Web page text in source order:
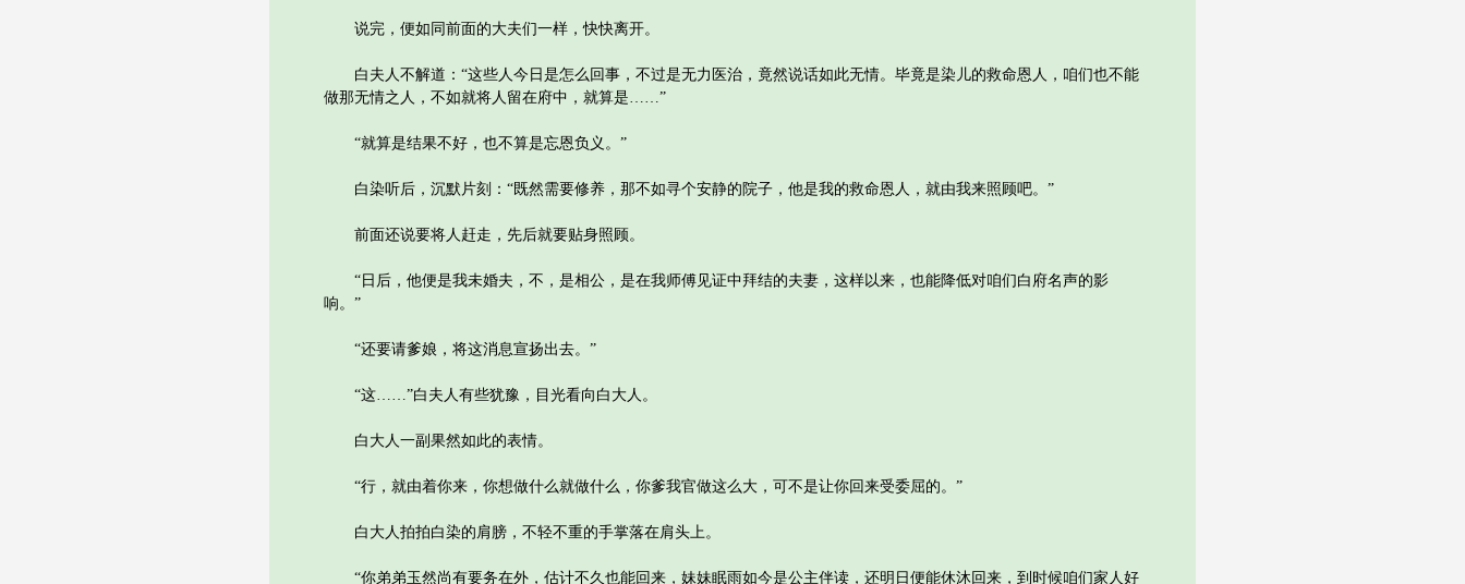
说完，便如同前面的大夫们一样，快快离开。
白夫人不解道：“这些人今日是怎么回事，不过是无力医治，竟然说话如此无情。毕竟是染儿的救命恩人，咱们也不能
做那无情之人，不如就将人留在府中，就算是……”
“就算是结果不好，也不算是忘恩负义。”
白染听后，沉默片刻：“既然需要修养，那不如寻个安静的院子，他是我的救命恩人，就由我来照顾吧。”
前面还说要将人赶走，先后就要贴身照顾。
“日后，他便是我未婚夫，不，是相公，是在我师傅见证中拜结的夫妻，这样以来，也能降低对咱们白府名声的影
响。”
“还要请爹娘，将这消息宣扬出去。”
“这……”白夫人有些犹豫，目光看向白大人。
白大人一副果然如此的表情。
“行，就由着你来，你想做什么就做什么，你爹我官做这么大，可不是让你回来受委屈的。”
白大人拍拍白染的肩膀，不轻不重的手掌落在肩头上。
“你弟弟玉然尚有要务在外，估计不久也能回来，妹妹眠雨如今是公主伴读，还明日便能休沐回来，到时候咱们家人好